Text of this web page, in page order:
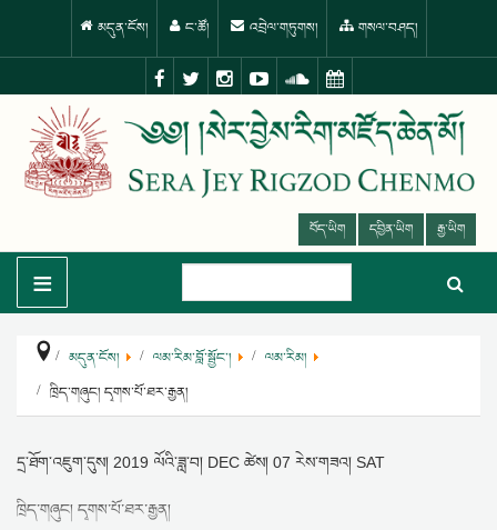
མདུན་ངོས། ང་ཚོ། འབྲེལ་གཏུགས། གསལ་བཤད།
བོད་ཡིག དབྱིན་ཡིག རྒྱ་ཡིག
≡
མདུན་ངོས། ལམ་རིམ་བློ་སྦྱོང་།
ལམ་རིམ།
ཁྲིད་གཞུང། དྭགས་པོ་ཐར་རྒྱན།
དྲ་ཐོག་འཇུག་དུས། 2019 ལོའི་ཟླ་བ། DEC ཚེས། 07 རེས་གཟའ། SAT
ཁྲིད་གཞུང། དྭགས་པོ་ཐར་རྒྱན།